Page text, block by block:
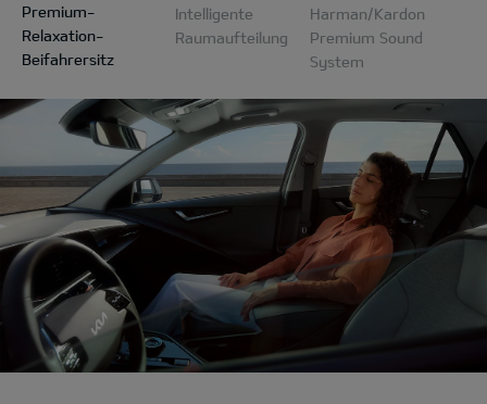
Premium-
Relaxation-
Beifahrersitz
Intelligente
Raumaufteilung
Harman/Kardon
Premium Sound
System